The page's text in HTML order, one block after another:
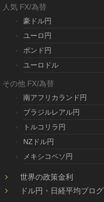
人気 FX/為替
豪ドル円
ユーロ円
ポンド円
ユーロドル
その他 FX/為替
南アフリカランド円
ブラジルレアル円
トルコリラ円
NZドル円
メキシコペソ円
世界の政策金利
ドル円・日経平均ブログ